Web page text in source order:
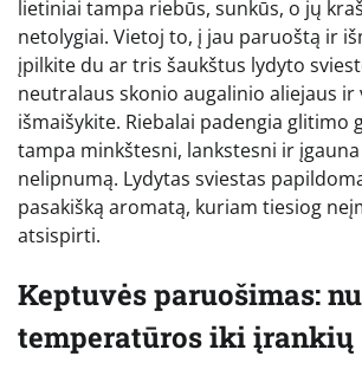
lietiniai tampa riebūs, sunkūs, o jų
netolygiai. Vietoj to, į jau paruoštą ir
įpilkite du ar tris šaukštus lydyto
neutralaus skonio augalinio aliejaus ir
išmaišykite. Riebalai padengia glitimo
tampa minkštesni, lankstesni ir
nelipnumą. Lydytas sviestas
pasakišką aromatą, kuriam tiesiog
atsispirti.
Keptuvės paruošimas:
temperatūros iki įrankių